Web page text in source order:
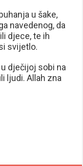
u šake,
navedenog, da
djece, te ih
svijetlo.
dječijoj sobi na
ljudi. Allah zna